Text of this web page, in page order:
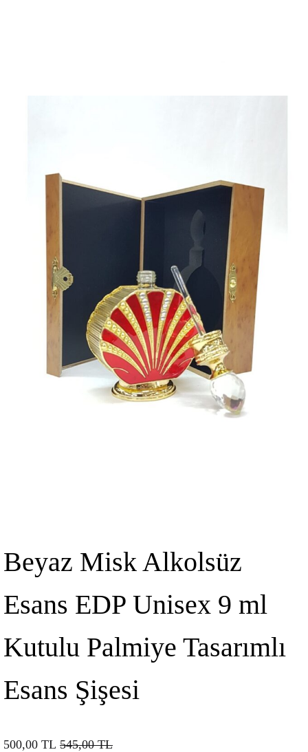
Beyaz Misk Alkolsüz
Esans EDP Unisex 9 ml
Kutulu Palmiye Tasarımlı
Esans Şişesi
500,00 TL 545,00TL